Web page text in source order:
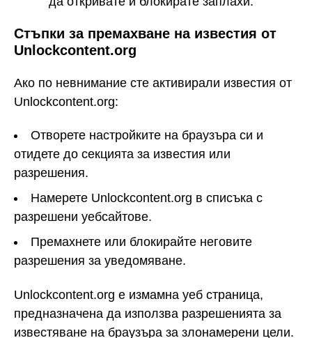
Стъпки за премахване на известия от
Unlockcontent.org
Ако по невнимание сте активирали известия от
Unlockcontent.org:
Отворете настройките на браузъра си и
отидете до секцията за известия или
разрешения.
Намерете Unlockcontent.org в списъка с
разрешени уебсайтове.
Премахнете или блокирайте неговите
разрешения за уведомяване.
Unlockcontent.org е измамна уеб страница,
предназначена да използва разрешенията за
известяване на браузъра за злонамерени цели.